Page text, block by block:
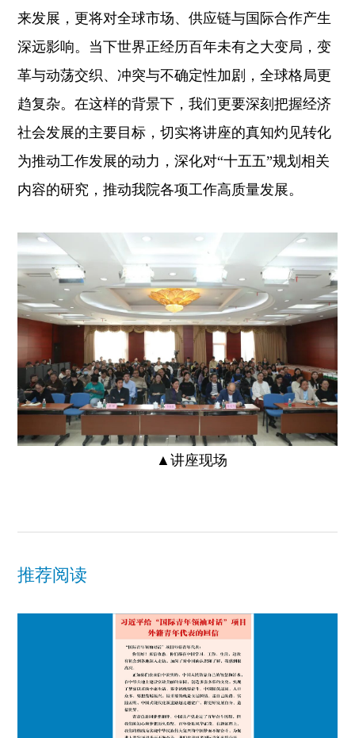
来发展，更将对全球市场、供应链与国际合作产生
深远影响。当下世界正经历百年未有之大变局，变
革与动荡交织、冲突与不确定性加剧，全球格局更
趋复杂。在这样的背景下，我们更要深刻把握经济
社会发展的主要目标，切实将讲座的真知灼见转化
为推动工作发展的动力，深化对“十五五”规划相关
内容的研究，推动我院各项工作高质量发展。
▲讲座现场
推荐阅读